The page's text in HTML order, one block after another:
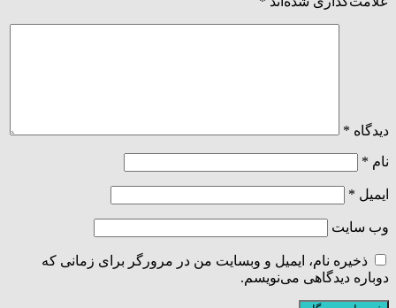
دیدگاه *
نام *
ایمیل *
وب‌ سایت
ذخیره نام، ایمیل و وبسایت من در مرورگر برای زمانی که
دوباره دیدگاهی می‌نویسم.